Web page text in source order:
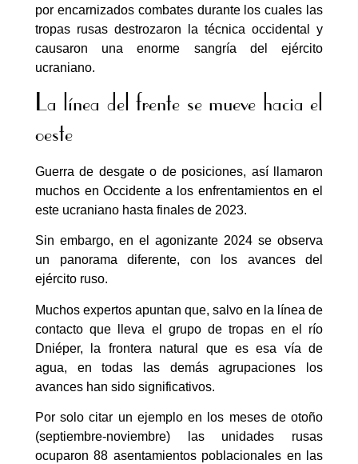
por encarnizados combates durante los cuales las
tropas rusas destrozaron la técnica occidental y
causaron una enorme sangría del ejército
ucraniano.
La línea del frente se mueve hacia el
oeste
Guerra de desgate o de posiciones, así llamaron
muchos en Occidente a los enfrentamientos en el
este ucraniano hasta finales de 2023.
Sin embargo, en el agonizante 2024 se observa
un panorama diferente, con los avances del
ejército ruso.
Muchos expertos apuntan que, salvo en la línea de
contacto que lleva el grupo de tropas en el río
Dniéper, la frontera natural que es esa vía de
agua, en todas las demás agrupaciones los
avances han sido significativos.
Por solo citar un ejemplo en los meses de otoño
(septiembre-noviembre) las unidades rusas
ocuparon 88 asentamientos poblacionales en las